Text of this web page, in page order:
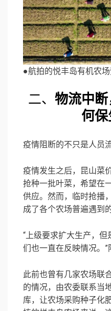
●航拍的悦丰岛有机农场
二、 物流中
何保
疫情阻断的不只是人员
疫情发生之后，昆山菜
抢种一批叶菜，希望在
供应。然而，临时抢播
成了各个农场普遍遇到
“上级要求扩大生产，
们也一直在反映情况。”
此前也曾有几家农场联
的情况，由农委联系当
库，让农场采购种子化